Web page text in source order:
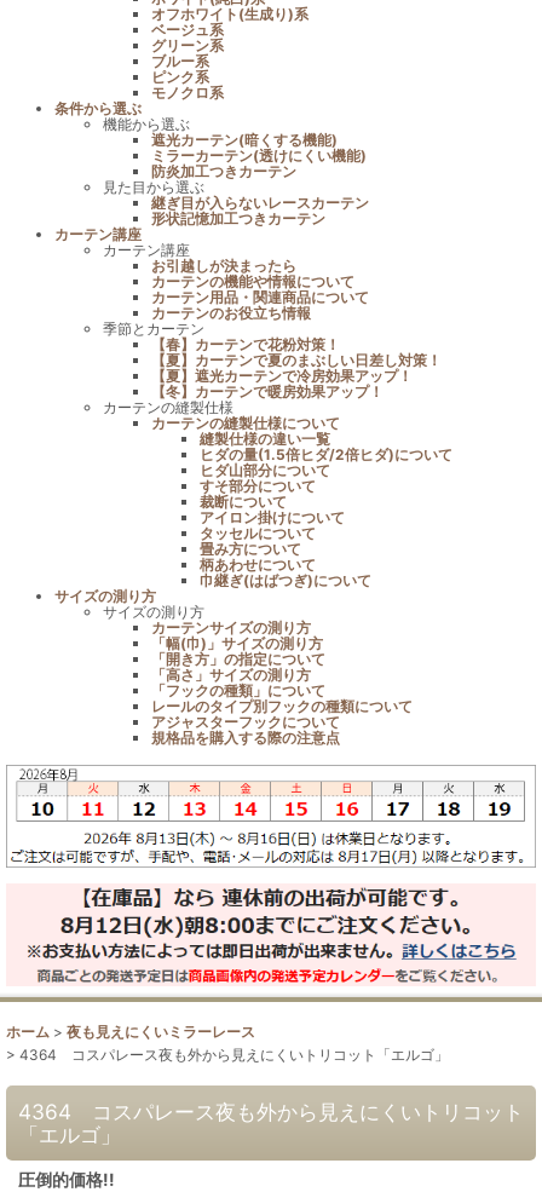
オフホワイト(生成り)系
ベージュ系
グリーン系
ブルー系
ピンク系
モノクロ系
条件から選ぶ
機能から選ぶ
遮光カーテン(暗くする機能)
ミラーカーテン(透けにくい機能)
防炎加工つきカーテン
見た目から選ぶ
継ぎ目が入らないレースカーテン
形状記憶加工つきカーテン
カーテン講座
カーテン講座
お引越しが決まったら
カーテンの機能や情報について
カーテン用品・関連商品について
カーテンのお役立ち情報
季節とカーテン
【春】カーテンで花粉対策！
【夏】カーテンで夏のまぶしい日差し対策！
【夏】遮光カーテンで冷房効果アップ！
【冬】カーテンで暖房効果アップ！
カーテンの縫製仕様
カーテンの縫製仕様について
縫製仕様の違い一覧
ヒダの量(1.5倍ヒダ/2倍ヒダ)について
ヒダ山部分について
すそ部分について
裁断について
アイロン掛けについて
タッセルについて
畳み方について
柄あわせについて
巾継ぎ(はばつぎ)について
サイズの測り方
サイズの測り方
カーテンサイズの測り方
「幅(巾)」サイズの測り方
「開き方」の指定について
「高さ」サイズの測り方
「フックの種類」について
レールのタイプ別フックの種類について
アジャスターフックについて
規格品を購入する際の注意点
ホーム > 夜も見えにくいミラーレース
> 4364 コスパレース夜も外から見えにくいトリコット「エルゴ」
4364 コスパレース夜も外から見えにくいトリコット
「エルゴ」
圧倒的価格!!